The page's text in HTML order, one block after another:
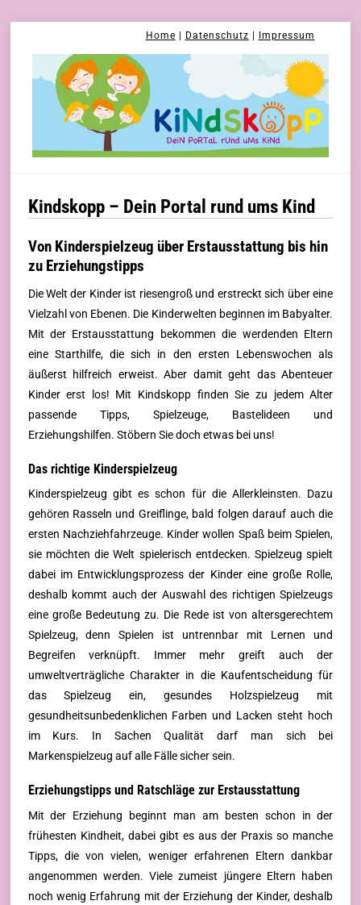
Home Datenschutz Impressum
Kindskopp – Dein Portal rund ums Kind
Von Kinderspielzeug über Erstausstattung bis hin
zu Erziehungstipps
Die Welt der Kinder ist riesengroß und erstreckt sich über eine
Vielzahl von Ebenen. Die Kinderwelten beginnen im Babyalter.
Mit der Erstausstattung bekommen die werdenden Eltern
eine Starthilfe, die sich in den ersten Lebenswochen als
äußerst hilfreich erweist. Aber damit geht das Abenteuer
Kinder erst los! Mit Kindskopp finden Sie zu jedem Alter
passende Tipps, Spielzeuge, Bastelideen und
Erziehungshilfen. Stöbern Sie doch etwas bei uns!
Das richtige Kinderspielzeug
Kinderspielzeug gibt es schon für die Allerkleinsten. Dazu
gehören Rasseln und Greiflinge, bald folgen darauf auch die
ersten Nachziehfahrzeuge. Kinder wollen Spaß beim Spielen,
sie möchten die Welt spielerisch entdecken. Spielzeug spielt
dabei im Entwicklungsprozess der Kinder eine große Rolle,
deshalb kommt auch der Auswahl des richtigen Spielzeugs
eine große Bedeutung zu. Die Rede ist von altersgerechtem
Spielzeug, denn Spielen ist untrennbar mit Lernen und
Begreifen verknüpft. Immer mehr greift auch der
umweltverträgliche Charakter in die Kaufentscheidung für
das Spielzeug ein, gesundes Holzspielzeug mit
gesundheitsunbedenklichen Farben und Lacken steht hoch
im Kurs. In Sachen Qualität darf man sich bei
Markenspielzeug auf alle Fälle sicher sein.
Erziehungstipps und Ratschläge zur Erstausstattung
Mit der Erziehung beginnt man am besten schon in der
frühesten Kindheit, dabei gibt es aus der Praxis so manche
Tipps, die von vielen, weniger erfahrenen Eltern dankbar
angenommen werden. Viele zumeist jüngere Eltern haben
noch wenig Erfahrung mit der Erziehung der Kinder, deshalb